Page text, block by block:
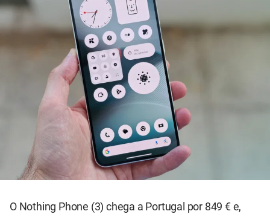
O Nothing Phone (3) chega a Portugal por 849 € e,